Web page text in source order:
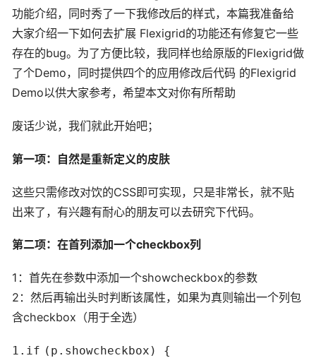
功能介绍，同时秀了一下我修改后的样式，本篇我准备给
大家介绍一下如何去扩展 Flexigrid的功能还有修复它一些
存在的bug。为了方便比较，我同样也给原版的Flexigrid做
了个Demo，同时提供四个的应用修改后代码 的Flexigrid
Demo以供大家参考，希望本文对你有所帮助
废话少说，我们就此开始吧；
第一项：自然是重新定义的皮肤
这些只需修改对饮的CSS即可实现，只是非常长，就不贴
出来了，有兴趣有耐心的朋友可以去研究下代码。
第二项：在首列添加一个checkbox列
1：首先在参数中添加一个showcheckbox的参数
2：然后再输出头时判断该属性，如果为真则输出一个列包
含checkbox（用于全选）
1. if (p.showcheckbox) {